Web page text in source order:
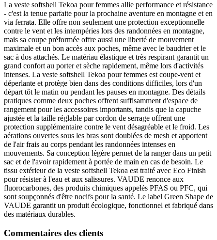
La veste softshell Tekoa pour femmes allie performance et résistance
- c'est la tenue parfaite pour la prochaine aventure en montagne et en
via ferrata. Elle offre non seulement une protection exceptionnelle
contre le vent et les intempéries lors des randonnées en montagne,
mais sa coupe préformée offre aussi une liberté de mouvement
maximale et un bon accès aux poches, même avec le baudrier et le
sac à dos attachés. Le matériau élastique et très respirant garantit un
grand confort au porter et sèche rapidement, même lors d'activités
intenses. La veste softshell Tekoa pour femmes est coupe-vent et
déperlante et protège bien dans des conditions difficiles, lors d'un
départ tôt le matin ou pendant les pauses en montagne. Des détails
pratiques comme deux poches offrent suffisamment d'espace de
rangement pour les accessoires importants, tandis que la capuche
ajustée et la taille réglable par cordon de serrage offrent une
protection supplémentaire contre le vent désagréable et le froid. Les
aérations ouvertes sous les bras sont doublées de mesh et apportent
de l'air frais au corps pendant les randonnées intenses en
mouvements. Sa conception légère permet de la ranger dans un petit
sac et de l'avoir rapidement à portée de main en cas de besoin. Le
tissu extérieur de la veste softshell Tekoa est traité avec Eco Finish
pour résister à l'eau et aux salissures. VAUDE renonce aux
fluorocarbones, des produits chimiques appelés PFAS ou PFC, qui
sont soupçonnés d'être nocifs pour la santé. Le label Green Shape de
VAUDE garantit un produit écologique, fonctionnel et fabriqué dans
des matériaux durables.
Commentaires des clients